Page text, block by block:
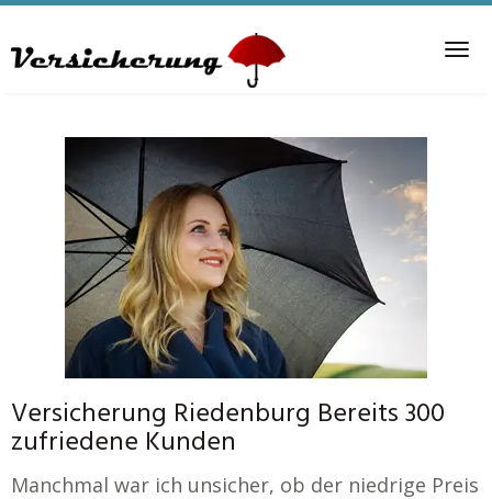
to
Versicherung Riedenburg Bereits 300
zufriedene Kunden
Manchmal war ich unsicher, ob der niedrige Preis